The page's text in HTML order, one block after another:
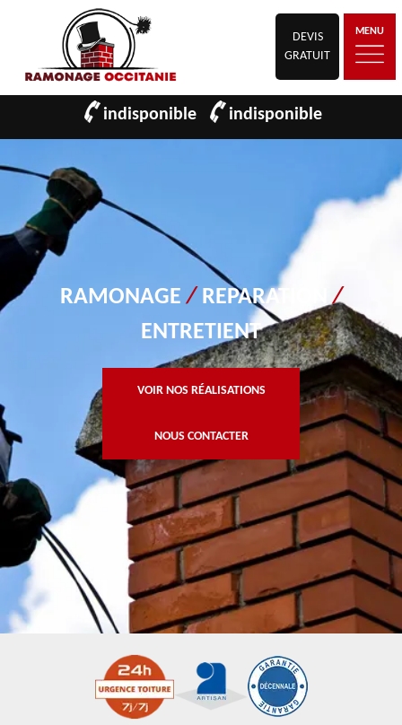
DEVIS
GRATUIT
MENU
indisponible indisponible
RAMONAGE/ REPARATION/
ENTRETIENT
VOIR NOS RÉALISATIONS
NOUS CONTACTER